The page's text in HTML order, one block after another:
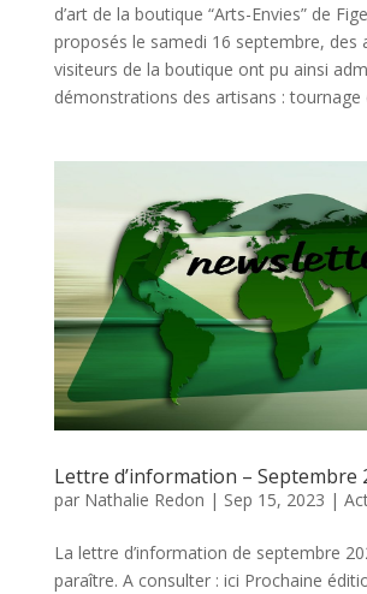
d’art de la boutique “Arts-Envies” de
proposés le samedi 16 septembre, des
visiteurs de la boutique ont pu ainsi
démonstrations des artisans : tournage
Lettre d’information – Septembre
par Nathalie Redon | Sep 15, 2023 |
La lettre d’information de septembre
paraître. A consulter : ici Prochaine